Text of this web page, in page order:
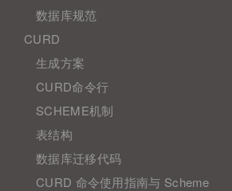
数据库规范
CURD
生成方案
CURD命令行
SCHEME机制
表结构
数据库迁移代码
CURD 命令使用指南与 Scheme